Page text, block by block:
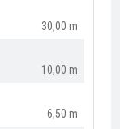
30,00 m
10,00 m
6,50 m